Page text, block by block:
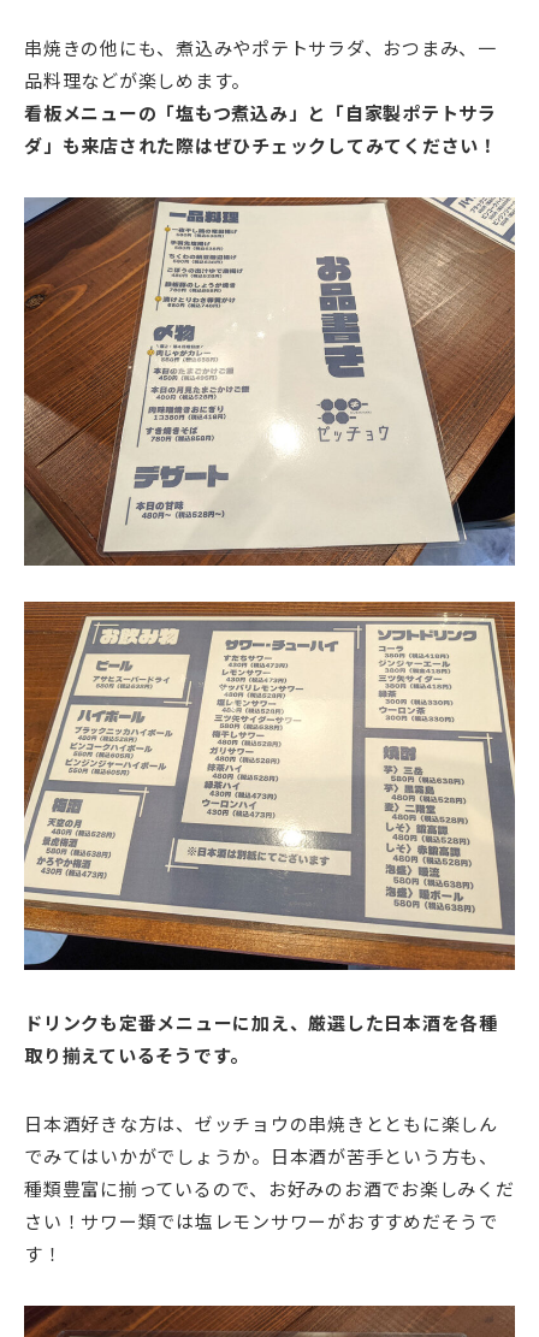
串焼きの他にも、煮込みやポテトサラダ、おつまみ、一
品料理などが楽しめます。
看板メニューの「塩もつ煮込み」と「自家製ポテトサラ
ダ」も来店された際はぜひチェックしてみてください！
ドリンクも定番メニューに加え、厳選した日本酒を各種
取り揃えているそうです。
日本酒好きな方は、ゼッチョウの串焼きとともに楽しん
でみてはいかがでしょうか。日本酒が苦手という方も、
種類豊富に揃っているので、お好みのお酒でお楽しみくだ
さい！サワー類では塩レモンサワーがおすすめだそうで
す！